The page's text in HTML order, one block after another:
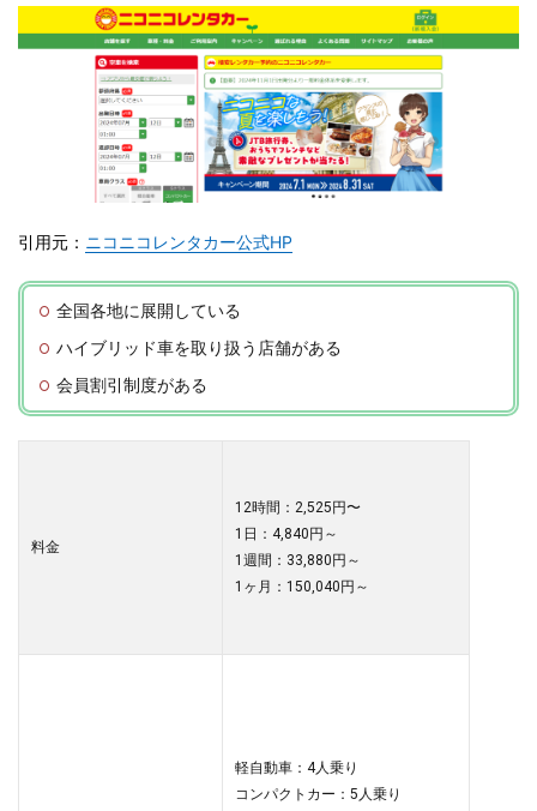
引用元： ニコニコレンタカー公式HP
全国各地に展開している
ハイブリッド車を取り扱う店舗がある
会員割引制度がある
料金
12時間：2,525円〜
1日：4,840円～
1週間：33,880円～
1ヶ月：150,040円～
軽自動車：4人乗り
コンパクトカー：5人乗り